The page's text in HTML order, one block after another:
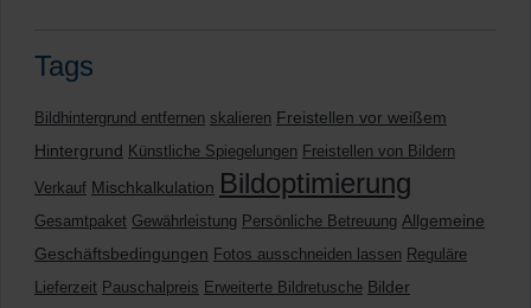
Tags
Bildhintergrund entfernen skalieren Freistellen vor weißem
Hintergrund Künstliche Spiegelungen Freistellen von Bildern
Verkauf Mischkalkulation Bildoptimierung
Gesamtpaket Gewährleistung Persönliche Betreuung Allgemeine
Geschäftsbedingungen Fotos ausschneiden lassen Reguläre
Lieferzeit Pauschalpreis Erweiterte Bildretusche Bilder